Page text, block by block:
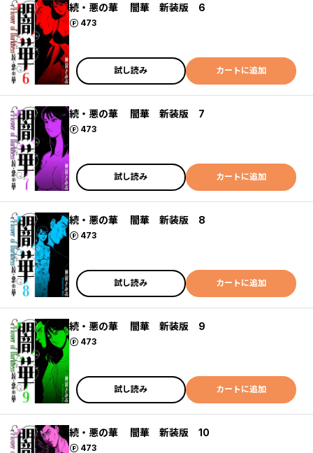
続・悪の華 闇華 新装版 6
473
ポイント
試し読み カートに追加
続・悪の華 闇華 新装版 7
473
ポイント
試し読み カートに追加
続・悪の華 闇華 新装版 8
473
ポイント
試し読み カートに追加
続・悪の華 闇華 新装版 9
473
ポイント
試し読み カートに追加
続・悪の華 闇華 新装版 10
473
ポイント